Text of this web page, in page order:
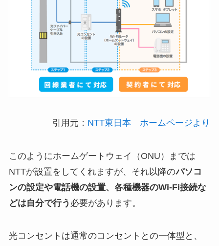
引用元： NTT東日本 ホームページより
このようにホームゲートウェイ（ONU）までは
NTTが設置をしてくれますが、それ以降のパソコ
ンの設定や電話機の設置、各種機器のWi-Fi接続な
どは自分で行う 必要があります。
光コンセントは通常のコンセントとの一体型と、